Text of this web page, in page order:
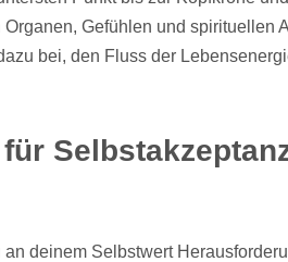
Gefühlen und spirituellen
bei, den Fluss der
deinem Selbstwert